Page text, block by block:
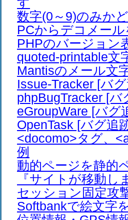
数字(0～9)のみか
PCからデコメー
PHPのバージョン
quoted-printable文
Mantisのメール文
Issue-Tracker [バ
phpBugTracker [
eGroupWare [バグ
OpenTask [バグ追
<docomo>タグ、
例
動的ページを静的
『サイトが移動
セッション固定攻
Softbankで絵文字